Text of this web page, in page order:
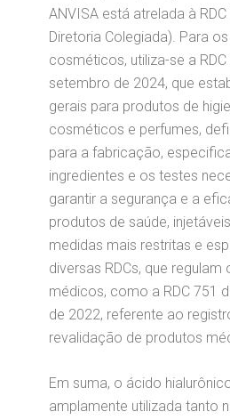
ANVISA está atrelada à
Diretoria Colegiada). Para
cosméticos, utiliza-se a
setembro de 2024, que
gerais para produtos de
cosméticos e perfumes,
para a fabricação,
ingredientes e os testes
garantir a segurança e a
produtos de saúde,
medidas mais restritas e
diversas RDCs, que regulam
médicos, como a RDC 751
de 2022, referente ao
revalidação de produtos
Em suma, o ácido
amplamente utilizada tanto